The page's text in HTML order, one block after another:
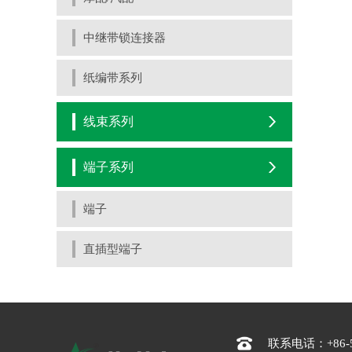
中继带锁连接器
纸编带系列
线束系列
端子系列
端子
直插型端子
联系电话：+86-